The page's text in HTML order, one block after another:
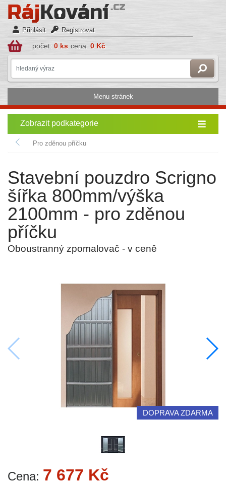
Přihlásit Registrovat
počet: 0 ks cena: 0 Kč
Menu stránek
Zobrazit podkategorie
Pro zděnou příčku
Stavební pouzdro Scrigno
šířka 800mm/výška
2100mm - pro zděnou
příčku
Oboustranný zpomalovač - v ceně
DOPRAVA ZDARMA
Cena: 7 677 Kč